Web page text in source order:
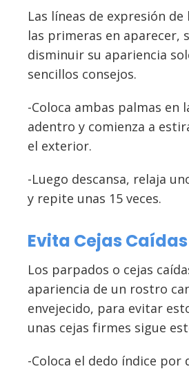
Las líneas de expresión
las primeras en aparecer,
disminuir su apariencia
sencillos consejos.
-Coloca ambas palmas en
adentro y comienza a
el exterior.
-Luego descansa, relaja
y repite unas 15 veces.
Evita Cejas Caídas
Los parpados o cejas
apariencia de un rostro
envejecido, para evitar
unas cejas firmes sigue
-Coloca el dedo índice por